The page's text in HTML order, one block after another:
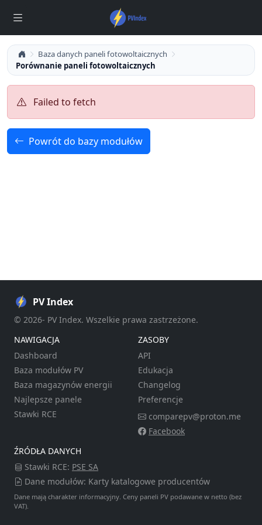
Baza danych paneli fotowoltaicznych
Porównanie paneli fotowoltaicznych
Failed to fetch
Powrót do bazy modułów
PV Index
© 2026- PV Index. Wszelkie prawa zastrzeżone.
NAWIGACJA
Dashboard
Baza modułów PV
Baza magazynów energii
Najlepsze panele
Stawki RCE
ZASOBY
API
Edukacja
Changelog
Preferencje
comparepv@proton.me
Facebook
ŹRÓDŁA DANYCH
Stawki RCE: PSE SA
Dane modułów: Karty katalogowe producentów
Dane mają charakter informacyjny. Ceny paneli PV podawane w netto (bez
VAT).